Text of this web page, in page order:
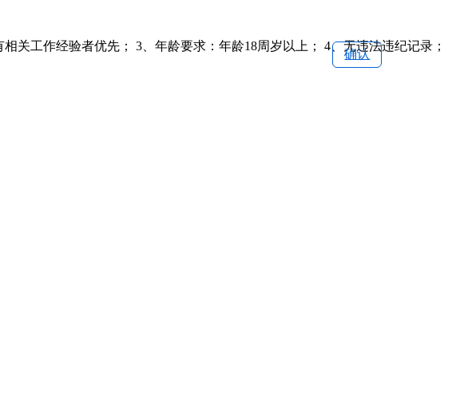
确认
关工作经验者优先； 3、年龄要求：年龄18周岁以上； 4、无违法违纪记录；